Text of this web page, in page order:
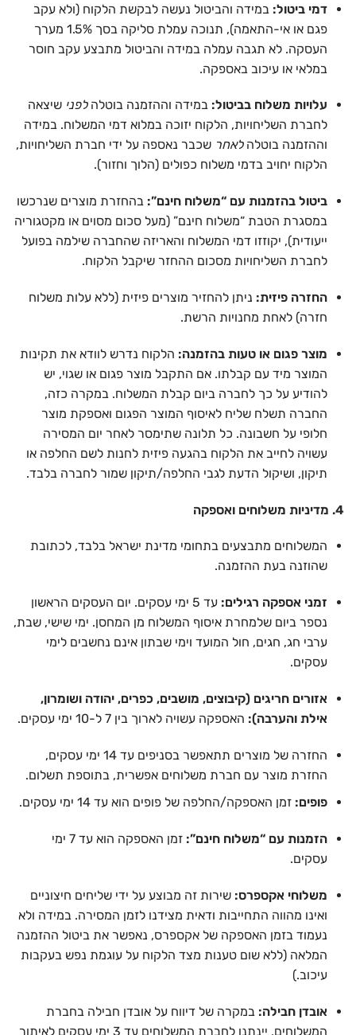
דמי ביטול: במידה והביטול נעשה לבקשת הלקוח (ולא עקב
פגם או אי-התאמה), תנוכה עמלת סליקה בסך 1.5% מערך
העסקה. לא תגבה עמלה במידה והביטול מתבצע עקב חוסר
במלאי או עיכוב באספקה.
עלויות משלוח בביטול: במידה וההזמנה בוטלהלפני שיצאה
לחברת השליחויות, הלקוח יזוכה במלוא דמי המשלוח. במידה
וההזמנה בוטלהלאחר שכבר נאספה על ידי חברת השליחויות,
הלקוח יחויב בדמי משלוח כפולים (הלוך וחזור).
ביטול בהזמנות עם “משלוח חינם”: בהחזרת מוצרים שנרכשו
במסגרת הטבת “משלוח חינם” (מעל סכום מסוים או מקטגוריה
ייעודית), יקוזזו דמי המשלוח והאריזה שהחברה שילמה בפועל
לחברת השליחויות מסכום ההחזר שיקבל הלקוח.
החזרה פיזית: ניתן להחזיר מוצרים פיזית (ללא עלות משלוח
חזרה) לאחת מחנויות הרשת.
מוצר פגום או טעות בהזמנה: הלקוח נדרש לוודא את תקינות
המוצר מיד עם קבלתו. אם התקבל מוצר פגום או שגוי, יש
להודיע על כך לחברה ביום קבלת המשלוח. במקרה כזה,
החברה תשלח שליח לאיסוף המוצר הפגום ואספקת מוצר
חלופי על חשבונה. כל תלונה שתימסר לאחר יום המסירה
עשויה לחייב את הלקוח בהגעה פיזית לחנות לשם החלפה או
תיקון, ושיקול הדעת לגבי החלפה/תיקון שמור לחברה בלבד.
4. מדיניות משלוחים ואספקה
המשלוחים מתבצעים בתחומי מדינת ישראל בלבד, לכתובת
שהוזנה בעת ההזמנה.
זמני אספקה רגילים:
עד 5 ימי עסקים. יום העסקים הראשון
נספר ביום שלמחרת איסוף המשלוח מן המחסן. ימי שישי, שבת,
ערבי חג, חגים, חול המועד וימי שבתון אינם נחשבים לימי
עסקים.
אזורים חריגים (קיבוצים, מושבים, כפרים, יהודה ושומרון,
אילת והערבה): האספקה עשויה לארוך בין 7 ל-10 ימי עסקים.
החזרה של מוצרים תתאפשר בסניפים עד 14 ימי עסקים,
החזרת מוצר עם חברת משלוחים אפשרית, בתוספת תשלום.
פופים: זמן האספקה/החלפה של פופים הוא עד 14 ימי עסקים.
הזמנות עם “משלוח חינם”:
זמן האספקה הוא עד 7 ימי
עסקים.
משלוחי אקספרס: שירות זה מבוצע על ידי שליחים חיצוניים
ואינו מהווה התחייבות ודאית מצידנו לזמן המסירה. במידה ולא
נעמוד בזמן האספקה של אקספרס, נאפשר את ביטול ההזמנה
המלאה (ללא שום טענות מצד הלקוח על עוגמת נפש בעקבות
עיכוב.)
אובדן חבילה: במקרה של דיווח על אובדן חבילה בחברת
המשלוחים, יינתנו לחברת המשלוחים עד 3 ימי עסקים לאיתור